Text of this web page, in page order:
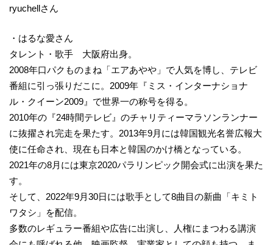
ryuchellさん
・はるな愛さん
タレント・歌手 大阪府出身。
2008年口パクものまね「エアあやや」で人気を博し、テレビ
番組に引っ張りだこに。2009年『ミス・インターナショナ
ル・クイーン2009』で世界一の称号を得る。
2010年の『24時間テレビ』のチャリティーマラソンランナー
に抜擢され完走を果たす。2013年9月には韓国観光名誉広報大
使に任命され、現在も日本と韓国のかけ橋となっている。
2021年の8月には東京2020パラリンピック開会式に出演を果た
す。
そして、2022年9月30日には歌手として8曲目の新曲「キミト
ワタシ」を配信。
多数のレギュラー番組や広告に出演し、人権にまつわる講演